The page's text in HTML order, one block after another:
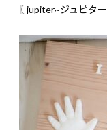
〖jupiter~ジュピター